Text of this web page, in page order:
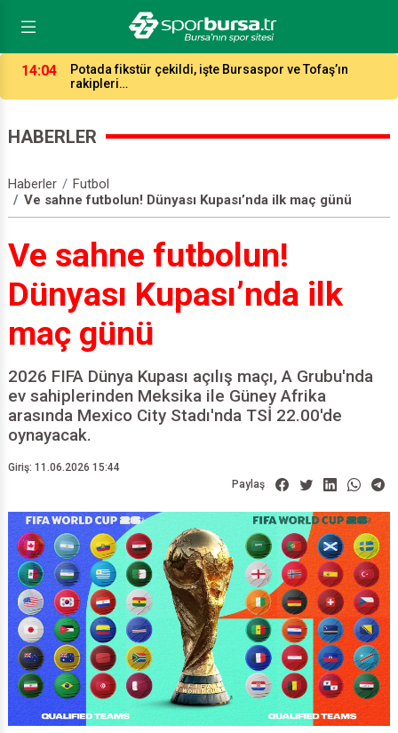
14:04
Potada fikstür çekildi, işte Bursaspor ve Tofaş’ın
rakipleri…
HABERLER
Haberler
Futbol
Ve sahne futbolun! Dünyası Kupası’nda ilk maç günü
Ve sahne futbolun!
Dünyası Kupası’nda ilk
maç günü
2026 FIFA Dünya Kupası açılış maçı, A Grubu'nda
ev sahiplerinden Meksika ile Güney Afrika
arasında Mexico City Stadı'nda TSİ 22.00'de
oynayacak.
Giriş: 11.06.2026 15:44
Paylaş